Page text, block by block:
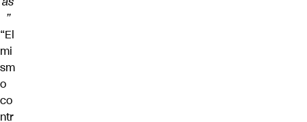
”
“El
mi
sm
o
co
ntr